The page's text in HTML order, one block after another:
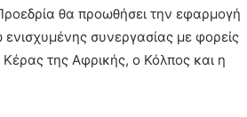
θα προωθήσει την εφαρμογή
συνεργασίας με φορείς
της Αφρικής, ο Κόλπος και η